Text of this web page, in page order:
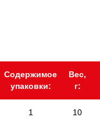
Содержимое
упаковки:
Вес,
г:
1 10